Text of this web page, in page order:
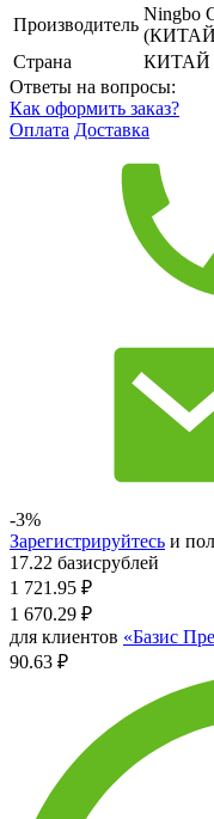
Производитель
Ningbo
Страна
КИТАЙ
Ответы на вопросы:
Как оформить заказ?
Оплата Доставка
-3%
Зарегистрируйтесь и
17.22 базисрублей
1 721.95 ₽
1 670.29 ₽
для клиентов «Базис
90.63 ₽